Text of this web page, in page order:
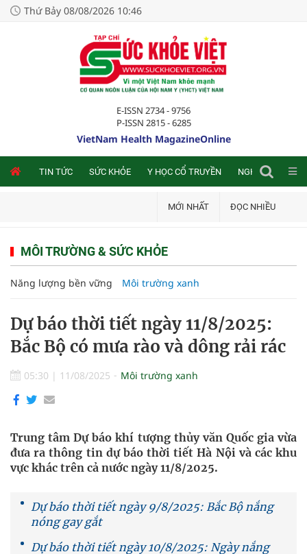
Thứ Bảy 08/08/2026 10:46
E-ISSN 2734 - 9756
P-ISSN 2815 - 6285
VietNam Health MagazineOnline
TIN TỨC SỨC KHỎE Y HỌC CỔ TRUYỀN NGHIÊN CỨU
MỚI NHẤT ĐỌC NHIỀU
MÔI TRƯỜNG & SỨC KHỎE
Năng lượng bền vững Môi trường xanh
Dự báo thời tiết ngày 11/8/2025:
Bắc Bộ có mưa rào và dông rải rác
05:30 | 11/08/2025 Môi trường xanh
Trung tâm Dự báo khí tượng thủy văn Quốc gia vừa
đưa ra thông tin dự báo thời tiết Hà Nội và các khu
vực khác trên cả nước ngày 11/8/2025.
Dự báo thời tiết ngày 9/8/2025: Bắc Bộ nắng
nóng gay gắt
Dự báo thời tiết ngày 10/8/2025: Ngày nắng